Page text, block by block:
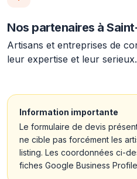
Nos partenaires à
Artisans et entreprises de
leur expertise et leur serieux.
Information importante
Le formulaire de devis
ne cible pas forcément les
listing. Les coordonnées ci-
fiches Google Business